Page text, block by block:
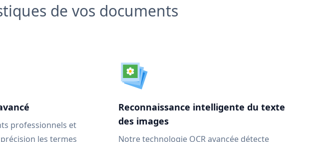
de vos documents
professionnels et
les termes
Reconnaissance intelligente du texte
des images
Notre technologie OCR avancée détecte